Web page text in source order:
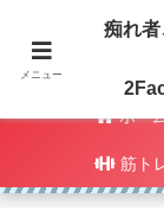
ホー
筋ト
メニュー
痴れ